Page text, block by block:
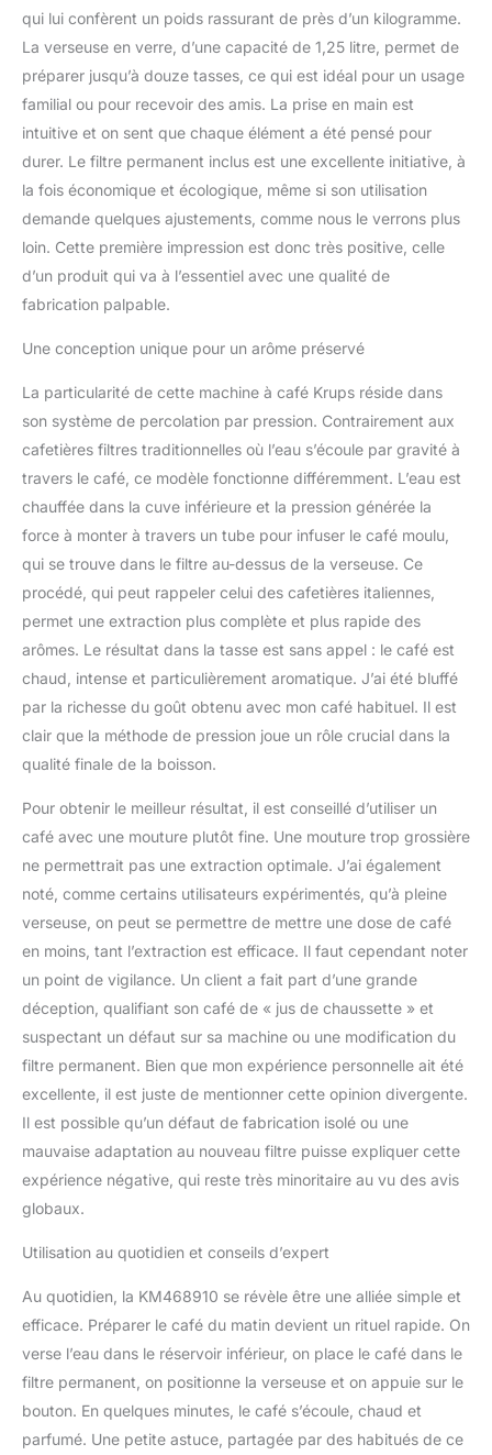
deviez utiliser un
nouveau filtre en papier
pour chaque café est
révolue Veuillez noter
que pour éviter que le
tuyau ne se calcifie,
veuillez ne pas utiliser de
poudre de café trop fine
qui lui confèrent un poids rassurant de près d’un kilogramme.
La verseuse en verre, d’une capacité de 1,25 litre, permet de
préparer jusqu’à douze tasses, ce qui est idéal pour un usage
familial ou pour recevoir des amis. La prise en main est
intuitive et on sent que chaque élément a été pensé pour
durer. Le filtre permanent inclus est une excellente initiative, à
la fois économique et écologique, même si son utilisation
demande quelques ajustements, comme nous le verrons plus
loin. Cette première impression est donc très positive, celle
d’un produit qui va à l’essentiel avec une qualité de
fabrication palpable.
Une conception unique pour un arôme préservé
La particularité de cette machine à café Krups réside dans
son système de percolation par pression. Contrairement aux
cafetières filtres traditionnelles où l’eau s’écoule par gravité à
travers le café, ce modèle fonctionne différemment. L’eau est
chauffée dans la cuve inférieure et la pression générée la
force à monter à travers un tube pour infuser le café moulu,
qui se trouve dans le filtre au-dessus de la verseuse. Ce
procédé, qui peut rappeler celui des cafetières italiennes,
permet une extraction plus complète et plus rapide des
arômes. Le résultat dans la tasse est sans appel : le café est
chaud, intense et particulièrement aromatique. J’ai été bluffé
par la richesse du goût obtenu avec mon café habituel. Il est
clair que la méthode de pression joue un rôle crucial dans la
qualité finale de la boisson.
Pour obtenir le meilleur résultat, il est conseillé d’utiliser un
café avec une mouture plutôt fine. Une mouture trop grossière
ne permettrait pas une extraction optimale. J’ai également
noté, comme certains utilisateurs expérimentés, qu’à pleine
verseuse, on peut se permettre de mettre une dose de café
en moins, tant l’extraction est efficace. Il faut cependant noter
un point de vigilance. Un client a fait part d’une grande
déception, qualifiant son café de « jus de chaussette » et
suspectant un défaut sur sa machine ou une modification du
filtre permanent. Bien que mon expérience personnelle ait été
excellente, il est juste de mentionner cette opinion divergente.
Il est possible qu’un défaut de fabrication isolé ou une
mauvaise adaptation au nouveau filtre puisse expliquer cette
expérience négative, qui reste très minoritaire au vu des avis
globaux.
Utilisation au quotidien et conseils d’expert
Au quotidien, la KM468910 se révèle être une alliée simple et
efficace. Préparer le café du matin devient un rituel rapide. On
verse l’eau dans le réservoir inférieur, on place le café dans le
filtre permanent, on positionne la verseuse et on appuie sur le
bouton. En quelques minutes, le café s’écoule, chaud et
parfumé. Une petite astuce, partagée par des habitués de ce